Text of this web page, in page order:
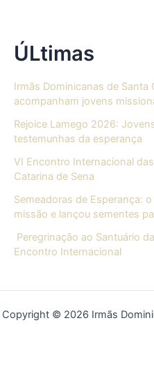
ÚLtimas
Irmãs Dominicanas de Santa
acompanham jovens
Rejoice Lamego 2026:
testemunhas da esperança
VI Encontro Internacional
Catarina de Sena
Semeadoras de Esperança:
missão e lançou sementes
Peregrinação ao Santuário
Encontro Internacional
Copyright © 2026 Irmãs